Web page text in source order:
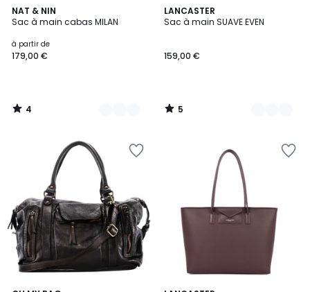
NAT & NIN
Sac à main cabas MILAN
à partir de
179,00 €
4
/
7
Couleurs
4
/
LANCASTER
Sac à main SUAVE EVEN
159,00 €
5
/
13
Couleurs
5
/